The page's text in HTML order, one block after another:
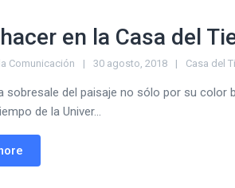
en la Casa del
Comunicación 30 agosto, 2018 Casa del
sobresale del paisaje no sólo por su color
de la Univer...